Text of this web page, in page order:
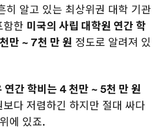
히 알고 있는 최상위권 대학 기관
함한 미국의 사립 대학원 연간 학
만 ~ 7천 만 원 정도로 알려져 있
연간 학비는 4 천만 ~ 5천 만 원
보다 저렴하긴 하지만 절대 싸다
에 있죠.